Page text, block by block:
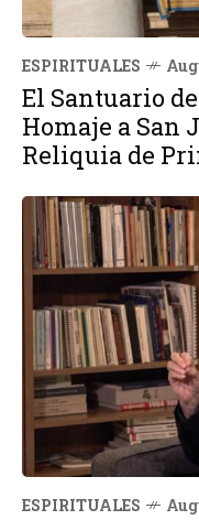
ESPIRITUALES
El Santuario
Homaje a San
Reliquia de
ESPIRITUALES